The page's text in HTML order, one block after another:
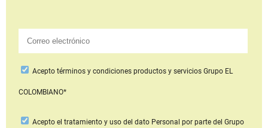
Aceptotérminos y condiciones productos y serviciosGrupo EL
COLOMBIANO*
Acepto el tratamiento y uso del dato Personal por parte del Grupo